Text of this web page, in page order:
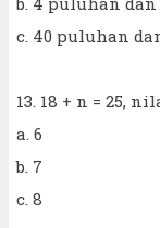
c. 40 puluhan
13. 18 + n = 25,
a. 6
b. 7
c. 8